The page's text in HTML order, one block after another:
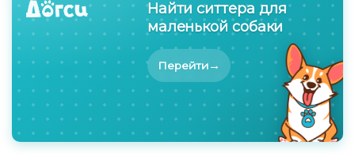
Найти ситтера для
маленькой собаки
Перейти→